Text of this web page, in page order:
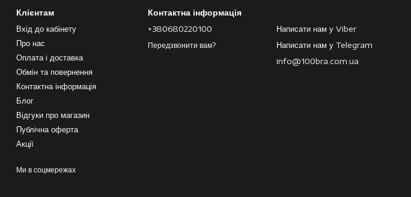
Клієнтам
Вхід до кабінету
Про нас
Оплата і доставка
Обмін та повернення
Контактна інформація
Блог
Відгуки про магазин
Публічна оферта
Акції
Ми в соцмережах
Контактна інформація
+380680220100
Передзвонити вам?
Написати нам у Viber
Написати нам у Telegram
info@100bra.com.ua